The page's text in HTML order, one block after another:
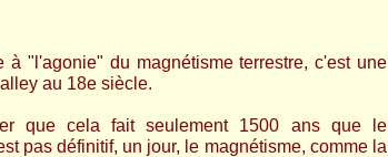
à "l'agonie" du magnétisme terrestre, c'est une
au 18e siècle.
que cela fait seulement 1500 ans que le
pas définitif, un jour, le magnétisme, comme la